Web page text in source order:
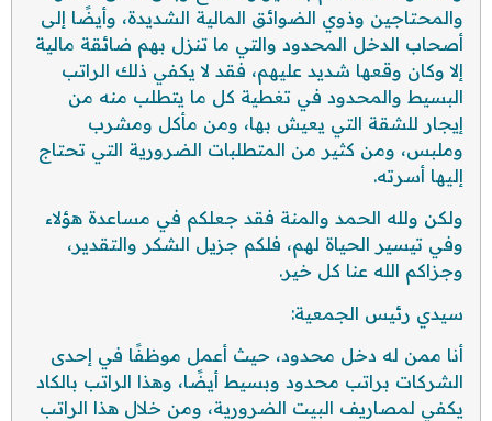
والمحتاجين وذوي الضوائق المالية الشديدة، وأيضًا إلى
أصحاب الدخل المحدود والتي ما تنزل بهم ضائقة مالية
إلا وكان وقعها شديد عليهم، فقد لا يكفي ذلك الراتب
البسيط والمحدود في تغطية كل ما يتطلب منه من
إيجار للشقة التي يعيش بها، ومن مأكل ومشرب
وملبس، ومن كثير من المتطلبات الضرورية التي تحتاج
إليها أسرته.
ولكن ولله الحمد والمنة فقد جعلكم في مساعدة هؤلاء
وفي تيسير الحياة لهم، فلكم جزيل الشكر والتقدير،
وجزاكم الله عنا كل خير.
سيدي رئيس الجمعية:
أنا ممن له دخل محدود، حيث أعمل موظفًا في إحدى
الشركات براتب محدود وبسيط أيضًا، وهذا الراتب بالكاد
يكفي لمصاريف البيت الضرورية، ومن خلال هذا الراتب